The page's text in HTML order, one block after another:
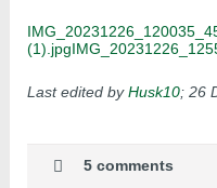
(1).jpg
Last edited byHusk10; 26
5 comments